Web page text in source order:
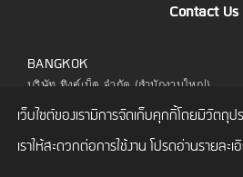
Contact Us
BANGKOK
บริษัท ทิงค์เน็ต จำกัด (สำนักงานใหญ่)
323 อาคารยูไนเต็ดเซ็นเตอร์ ชั้น 6 ห้อง
สีลม แขวงสีลม เขตบางรัก กทม. 10500
โทร. 02 480 9990
เว็บไซต์ของเรามีการจัดเก็บคุกกี้โดยมีวัตถุ
เราให้สะดวกต่อการใช้งาน โปรดอ่านรายละ